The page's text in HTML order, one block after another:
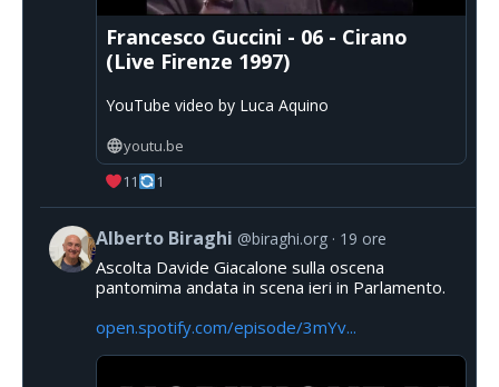
Francesco Guccini - 06 - Cirano
(Live Firenze 1997)
YouTube video by Luca Aquino
youtu.be
11
1
Alberto Biraghi @biraghi.org 19 ore
Ascolta Davide Giacalone sulla oscena
pantomima andata in scena ieri in Parlamento.
open.spotify.com/episode/3mYv...